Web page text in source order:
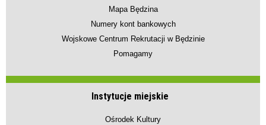
Mapa Będzina
Numery kont bankowych
Wojskowe Centrum Rekrutacji w Będzinie
Pomagamy
Instytucje miejskie
Ośrodek Kultury